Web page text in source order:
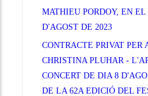
MATHIEU PORDOY, EN
D'AGOST DE 2023
CONTRACTE PRIVAT PER
CHRISTINA PLUHAR -
CONCERT DE DIA 8
DE LA 62A EDICIÓ DEL